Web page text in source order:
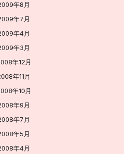
年8月
年7月
年4月
年3月
年12月
年11月
年10月
年9月
年7月
年5月
年4月